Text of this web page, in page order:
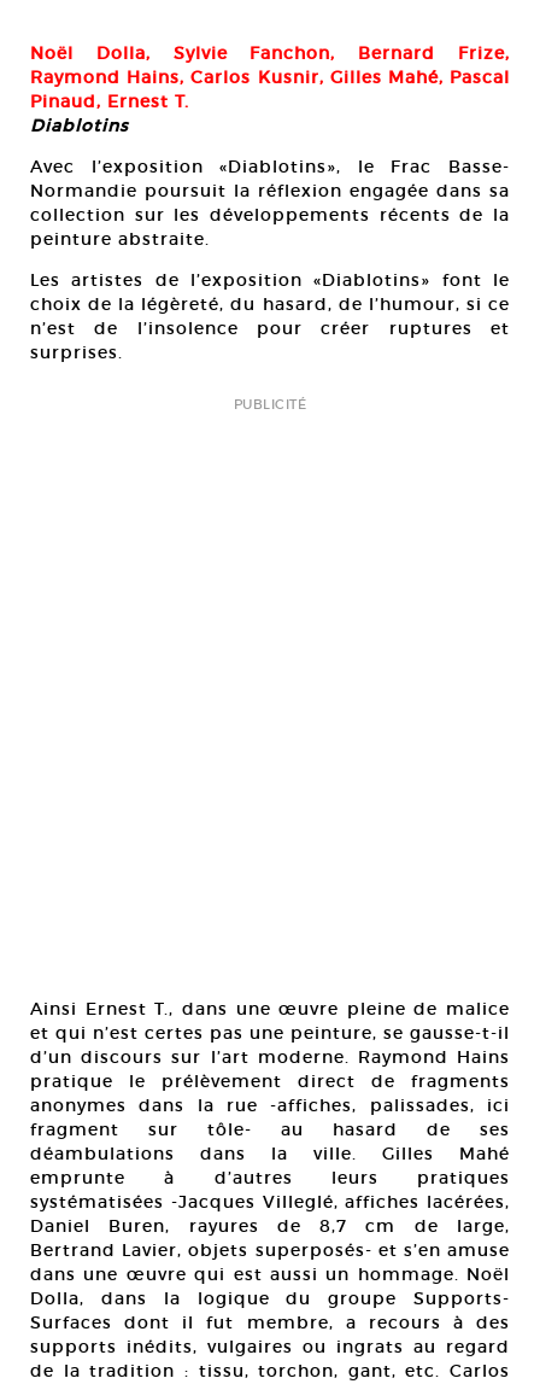
Noël Dolla, Sylvie Fanchon, Bernard Frize,
Raymond Hains, Carlos Kusnir, Gilles Mahé, Pascal
Pinaud, Ernest T.
Diablotins
Avec l’exposition «Diablotins», le Frac Basse-
Normandie poursuit la réflexion engagée dans sa
collection sur les développements récents de la
peinture abstraite.
Les artistes de l’exposition «Diablotins» font le
choix de la légèreté, du hasard, de l’humour, si ce
n’est de l’insolence pour créer ruptures et
surprises.
PUBLICITÉ
Ainsi Ernest T., dans une œuvre pleine de malice
et qui n’est certes pas une peinture, se gausse-t-il
d’un discours sur l’art moderne. Raymond Hains
pratique le prélèvement direct de fragments
anonymes dans la rue -affiches, palissades, ici
fragment sur tôle- au hasard de ses
déambulations dans la ville. Gilles Mahé
emprunte à d’autres leurs pratiques
systématisées -Jacques Villeglé, affiches lacérées,
Daniel Buren, rayures de 8,7 cm de large,
Bertrand Lavier, objets superposés- et s’en amuse
dans une œuvre qui est aussi un hommage. Noël
Dolla, dans la logique du groupe Supports-
Surfaces dont il fut membre, a recours à des
supports inédits, vulgaires ou ingrats au regard
de la tradition : tissu, torchon, gant, etc. Carlos